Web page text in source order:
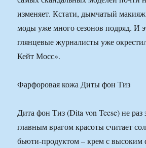
изменяет. Кстати, дымчатый
моды уже много сезонов подряд. И
глянцевые журналисты уже
Кейт Мосс».
Фарфоровая кожа Диты фон Тиз
Дита фон Тиз (Dita von Teese) не раз
главным врагом красоты считает
бьюти-продуктом – крем с высоким